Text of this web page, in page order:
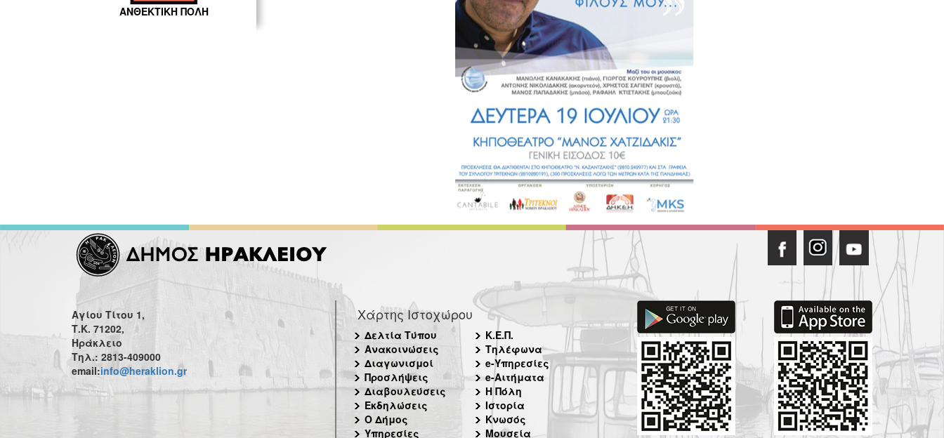
ΑΝΘΕΚΤΙΚΗ ΠΟΛΗ
Αγίου Τίτου 1,
Τ.Κ. 71202,
Ηράκλειο
Τηλ.: 2813-409000
email:info@heraklion.gr
Χάρτης Ιστοχώρου
Δελτία Τύπου
Ανακοινώσεις
Διαγωνισμοί
Προσλήψεις
Διαβουλεύσεις
Εκδηλώσεις
Ο Δήμος
Υπηρεσίες
Κ.Ε.Π.
Τηλέφωνα
e-Υπηρεσίες
e-Αιτήματα
Η Πόλη
Ιστορία
Κνωσός
Μουσεία